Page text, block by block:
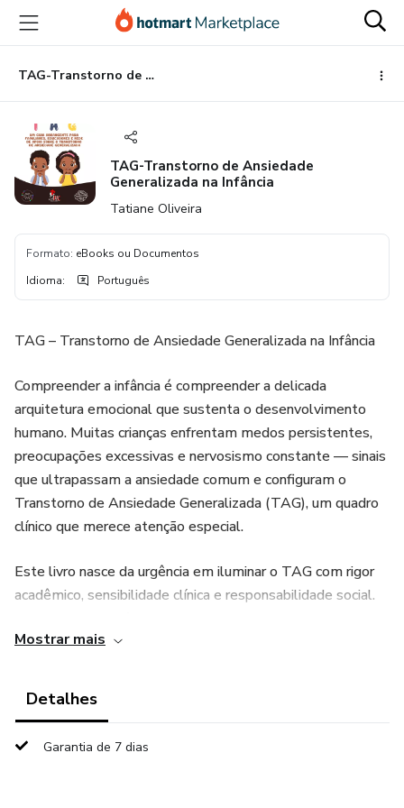
para
conteúdo
principal
para
pagamento
para
rodapé
TAG-Transtorno de Ansiedade Generalizada na Infância
TAG-Transtorno de Ansiedade
Generalizada na Infância
Tatiane Oliveira
Formato: eBooks ou Documentos
Idioma: Português
TAG – Transtorno de Ansiedade Generalizada na Infância
Compreender a infância é compreender a delicada
arquitetura emocional que sustenta o desenvolvimento
humano. Muitas crianças enfrentam medos persistentes,
preocupações excessivas e nervosismo constante — sinais
que ultrapassam a ansiedade comum e configuram o
Transtorno de Ansiedade Generalizada (TAG), um quadro
clínico que merece atenção especial.
Este livro nasce da urgência em iluminar o TAG com rigor
acadêmico, sensibilidade clínica e responsabilidade social.
psicologia do desenvolvimento, neurociência, psiquiatria
multidimensional sobre os impactos da ansiedade na
Famílias e educadores e terapeutas encontrarão
Mostrar mais
Detalhes
Garantia de 7 dias